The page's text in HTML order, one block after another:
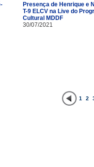
Presença de Henrique e
T-9 ELCV na Live do
Cultural MDDF
30/07/2021
1 2